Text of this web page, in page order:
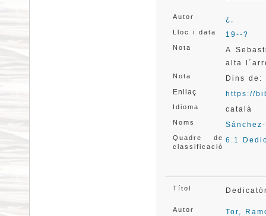
Autor ¿,
Lloc i data 19--?
Nota
A
alta
Nota
Dins de:
Enllaç
https://
Idioma català
Noms
Quadre de
classificació
6.1
Títol
Autor Tor,